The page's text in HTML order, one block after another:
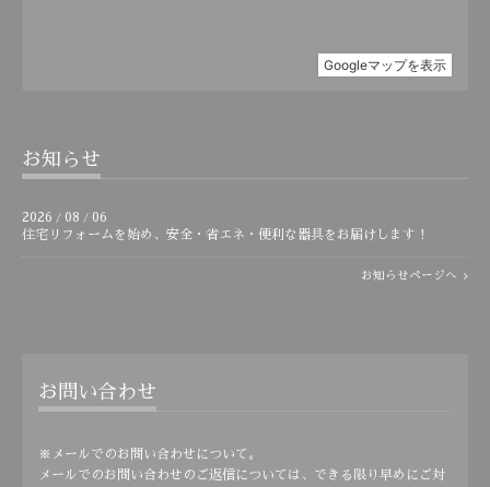
お知らせ
2026 / 08 / 06
住宅リフォームを始め、安全・省エネ・便利な器具をお届けします！
お知らせページへ
お問い合わせ
※メールでのお問い合わせについて。
メールでのお問い合わせのご返信については、できる限り早めにご対